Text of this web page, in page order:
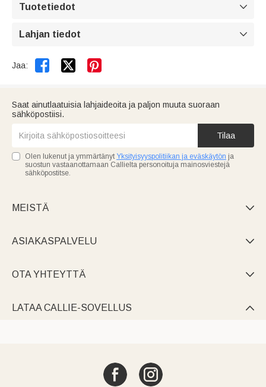
Tuotetiedot 
Lahjan tiedot 
Jaa:  
Saat ainutlaatuisia lahjaideoita ja paljon muuta suoraan
sähköpostiisi.
Tilaa
Olen lukenut ja ymmärtänyt Yksityisyyspolitiikan ja eväskäytön ja
suostun vastaanottamaan Callielta personoituja mainosviestejä
sähköpostitse.
MEISTÄ 
ASIAKASPALVELU 
OTA YHTEYTTÄ 
LATAA CALLIE-SOVELLUS 